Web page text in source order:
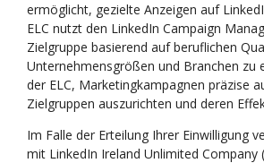
ermöglicht, gezielte Anzeigen auf
ELC nutzt den LinkedIn Campaign
Zielgruppe basierend auf beruflichen
Unternehmensgrößen und Branchen zu
der ELC, Marketingkampagnen präzise
Zielgruppen auszurichten und deren
Im Falle der Erteilung Ihrer Einwilligung
mit LinkedIn Ireland Unlimited Company